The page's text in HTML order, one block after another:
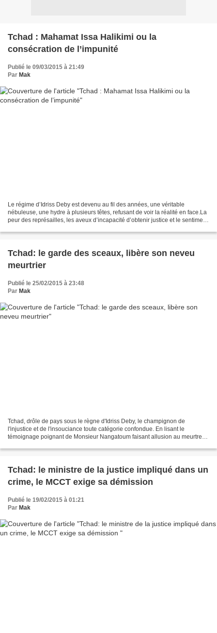
Tchad : Mahamat Issa Halikimi ou la
consécration de l’impunité
Publié le 09/03/2015 à 21:49
Par Mak
Le régime d’Idriss Deby est devenu au fil des années, une véritable
nébuleuse, une hydre à plusieurs têtes, refusant de voir la réalité en face.La
peur des représailles, les aveux d’incapacité d’obtenir justice et le sentiment
Tchad: le garde des sceaux, libère son neveu
meurtrier
Publié le 25/02/2015 à 23:48
Par Mak
Tchad, drôle de pays sous le règne d'Idriss Deby, le champignon de
l'injustice et de l'insouciance toute catégorie confondue. En lisant le
témoignage poignant de Monsieur Nangatoum faisant allusion au meurtre
Tchad: le ministre de la justice impliqué dans un
crime, le MCCT exige sa démission
Publié le 19/02/2015 à 01:21
Par Mak